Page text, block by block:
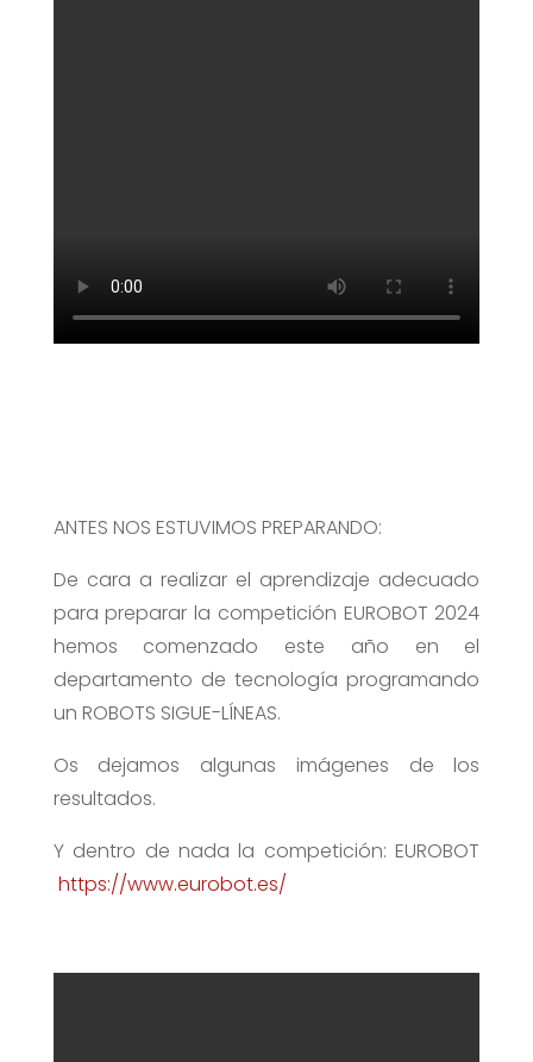
ANTES NOS ESTUVIMOS PREPARANDO:
De cara a realizar el aprendizaje adecuado
para preparar la competición EUROBOT 2024
hemos comenzado este año en el
departamento de tecnología programando
un ROBOTS SIGUE-LÍNEAS.
Os dejamos algunas imágenes de los
resultados.
Y dentro de nada la competición: EUROBOT
https://www.eurobot.es/